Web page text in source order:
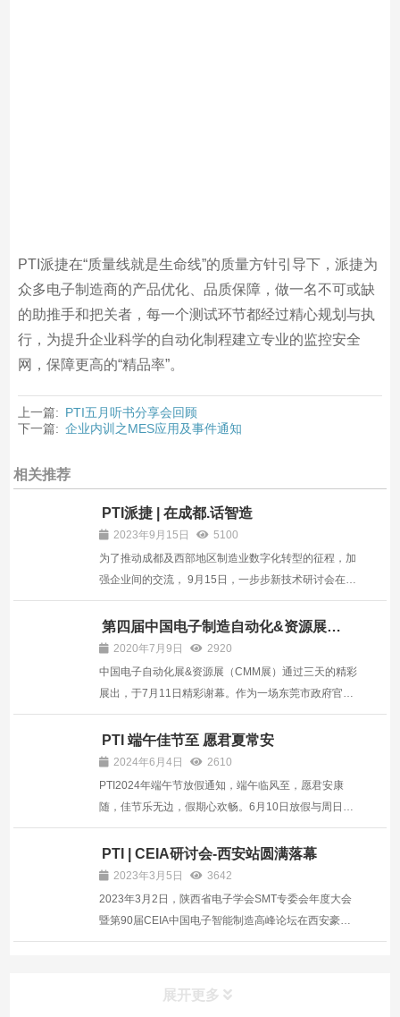
PTI派捷在“质量线就是生命线”的质量方针引导下，派捷为
众多电子制造商的产品优化、品质保障，做一名不可或缺
的助推手和把关者，每一个测试环节都经过精心规划与执
行，为提升企业科学的自动化制程建立专业的监控安全
网，保障更高的“精品率”。
上一篇: PTI五月听书分享会回顾
下一篇: 企业内训之MES应用及事件通知
相关推荐
PTI派捷 | 在成都.话智造
2023年9月15日
5100
为了推动成都及西部地区制造业数字化转型的征程，加
强企业间的交流， 9月15日，一步步新技术研讨会在成
都新希望高新皇冠假日酒店，以《智能工厂数字化转型
与可靠性提升方案》为主题举办双场研讨会，来自成都
及西部地区的技术人士齐聚一堂，探讨电子信息产业在
后疫情...
第四届中国电子制造自动化&资源展
(CMM)精彩谢幕
2020年7月9日
2920
中国电子自动化展&资源展（CMM展）通过三天的精彩
展出，于7月11日精彩谢幕。作为一场东莞市政府官网
公开打call的行业盛世，CMM展不仅仅是为参展企业提
供产品和品牌展示的专业平台，更是电子制造业技术、
趋势、问题交流和学习的平台。PTI推出的2000系
ICT&FCT...
PTI 端午佳节至 愿君夏常安
2024年6月4日
2610
PTI2024年端午节放假通知，端午临风至，愿君安康
随，佳节乐无边，假期心欢畅。6月10日放假与周日连
休。
PTI | CEIA研讨会-西安站圆满落幕
2023年3月5日
3642
2023年3月2日，陕西省电子学会SMT专委会年度大会
暨第90届CEIA中国电子智能制造高峰论坛在西安豪享
来温德姆至.尊酒店隆重举行。 早上8点，酒店会议厅门
展开更多